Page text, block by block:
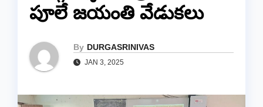
పూలే జయంతి వేడుకలు
By DURGASRINIVAS
JAN 3, 2025